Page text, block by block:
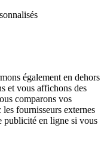
également en dehors
et vous affichons des
comparons vos
fournisseurs externes
publicité en ligne si vous